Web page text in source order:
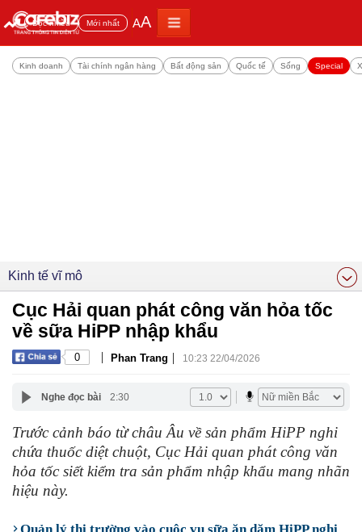
Đọc nhiều Mới nhất AA
Kinh doanh Tài chính ngân hàng Bất động sản Quốc tế Sống Special
Kinh tế vĩ mô
Cục Hải quan phát công văn hỏa tốc
về sữa HiPP nhập khẩu
0 | Phan Trang | 10:23 22/04/2026
Nghe đọc bài 2:30
Trước cảnh báo từ châu Âu về sản phẩm HiPP nghi
chứa thuốc diệt chuột, Cục Hải quan phát công văn
hỏa tốc siết kiểm tra sản phẩm nhập khẩu mang nhãn
hiệu này.